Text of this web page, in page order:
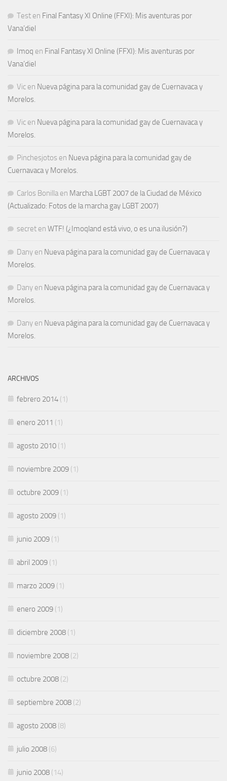
Test en Final Fantasy XI Online (FFXI): Mis aventuras por
Vana’diel
Imoq en Final Fantasy XI Online (FFXI): Mis aventuras por
Vana’diel
Vic en Nueva página para la comunidad gay de Cuernavaca y
Morelos.
Vic en Nueva página para la comunidad gay de Cuernavaca y
Morelos.
Pinchesjotos en Nueva página para la comunidad gay de
Cuernavaca y Morelos.
Carlos Bonilla en Marcha LGBT 2007 de la Ciudad de México
(Actualizado: Fotos de la marcha gay LGBT 2007)
secret en WTF! (¿Imoqland está vivo, o es una ilusión?)
Dany en Nueva página para la comunidad gay de Cuernavaca y
Morelos.
Dany en Nueva página para la comunidad gay de Cuernavaca y
Morelos.
Dany en Nueva página para la comunidad gay de Cuernavaca y
Morelos.
ARCHIVOS
febrero 2014 (1)
enero 2011 (1)
agosto 2010 (1)
noviembre 2009 (1)
octubre 2009 (1)
agosto 2009 (1)
junio 2009 (1)
abril 2009 (1)
marzo 2009 (1)
enero 2009 (1)
diciembre 2008 (1)
noviembre 2008 (2)
octubre 2008 (2)
septiembre 2008 (2)
agosto 2008 (8)
julio 2008 (6)
junio 2008 (14)